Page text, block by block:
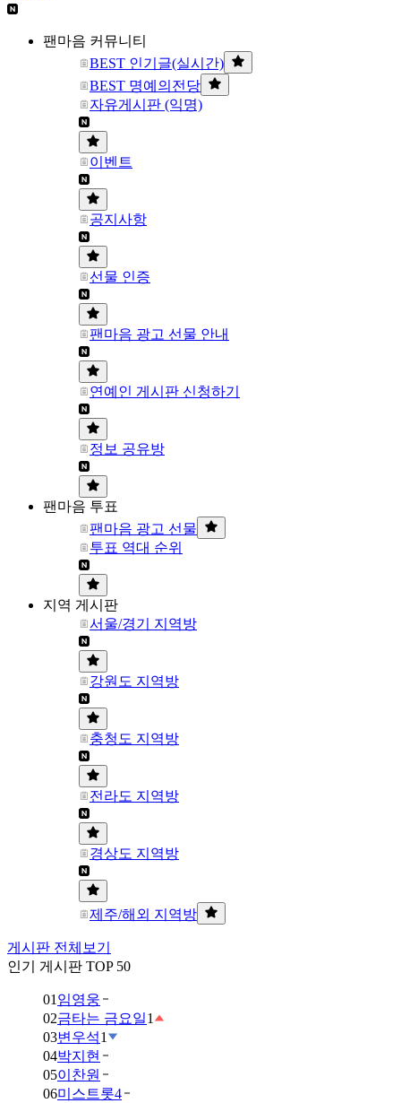
팬마음 커뮤니티
BEST 인기글(실시간)
BEST 명예의전당
자유게시판 (익명)
이벤트
공지사항
선물 인증
팬마음 광고 선물 안내
연예인 게시판 신청하기
정보 공유방
팬마음 투표
팬마음 광고 선물
투표 역대 순위
지역 게시판
서울/경기 지역방
강원도 지역방
충청도 지역방
전라도 지역방
경상도 지역방
제주/해외 지역방
게시판 전체보기
인기 게시판 TOP 50
01 임영웅
02금타는 금요일1
03변우석1
04박지현
05이찬원
06미스트롯4